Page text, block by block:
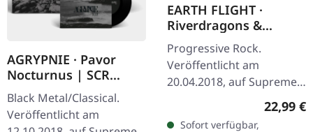
AGRYPNIE · Pavor
Nocturnus | SCR
GREY/BLACK SPLATTER
2LP+7" BUNDLE
Black Metal/Classical.
Veröffentlicht am
EARTH FLIGHT ·
Riverdragons &
Elephant Dreams |
AMBER/PURPLE 2LP
Progressive Rock.
Veröffentlicht am
20.04.2018, auf Supreme
Transparent Bernstein
22,99 €
Sofort verfügbar,